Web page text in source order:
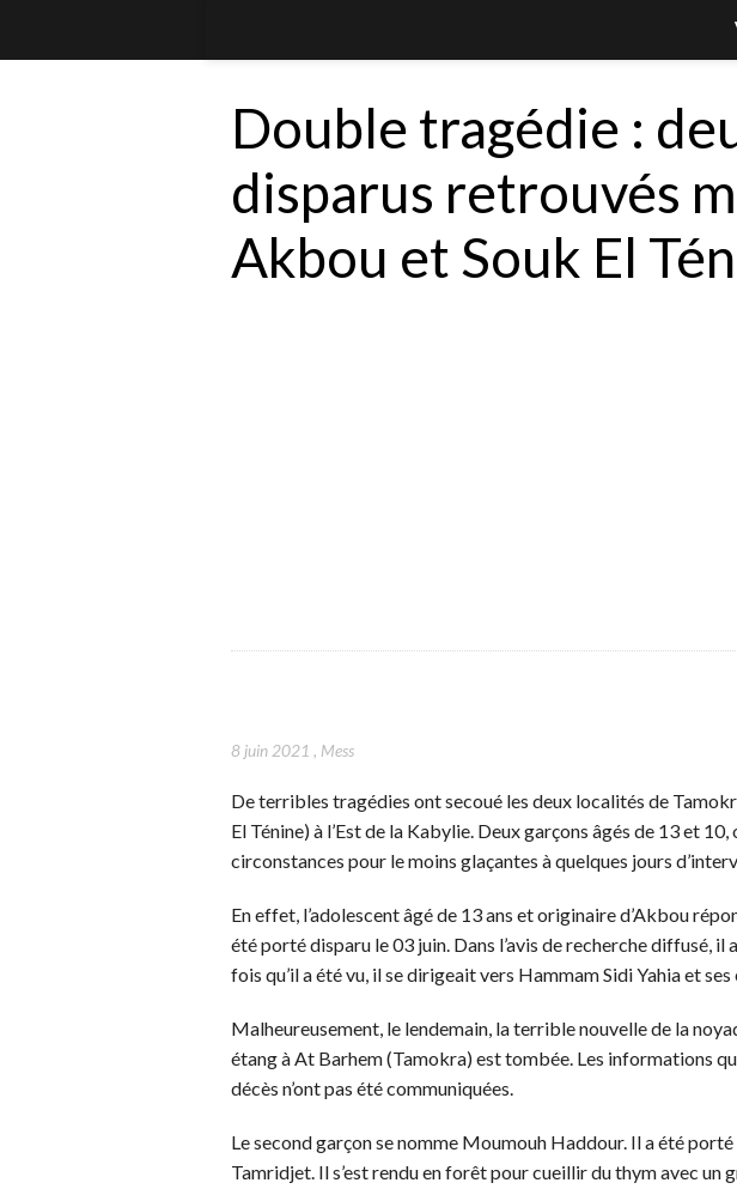
Double tragédie :
disparus retrouvés
Akbou et Souk El
8 juin 2021 , Mess
De terribles tragédies ont secoué les deux localités de
El Ténine) à l’Est de la Kabylie. Deux garçons âgés de 13 et
circonstances pour le moins glaçantes à quelques jours
En effet, l’adolescent âgé de 13 ans et originaire d’Akbou
été porté disparu le 03 juin. Dans l’avis de recherche diffusé, il
fois qu’il a été vu, il se dirigeait vers Hammam Sidi Yahia et ses
Malheureusement, le lendemain, la terrible nouvelle de la
étang à At Barhem (Tamokra) est tombée. Les informations
décès n’ont pas été communiquées.
Le second garçon se nomme Moumouh Haddour. Il a été
Tamridjet. Il s’est rendu en forêt pour cueillir du thym avec un